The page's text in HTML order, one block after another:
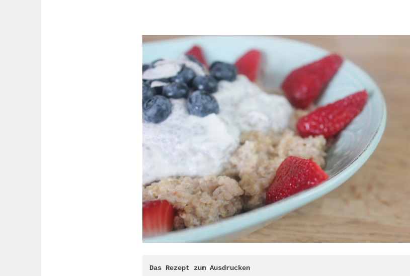
Das Rezept zum Ausdrucken